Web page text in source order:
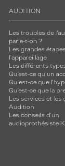
AUDITION
Les troubles de
parle-t-on ?
Les grandes
l'appareillage
Les différents
Qu’est-ce qu'un
Qu'est-ce que
Qu’est-ce que la
Les services et les
Audition
Les conseils d'un
audioprothésiste